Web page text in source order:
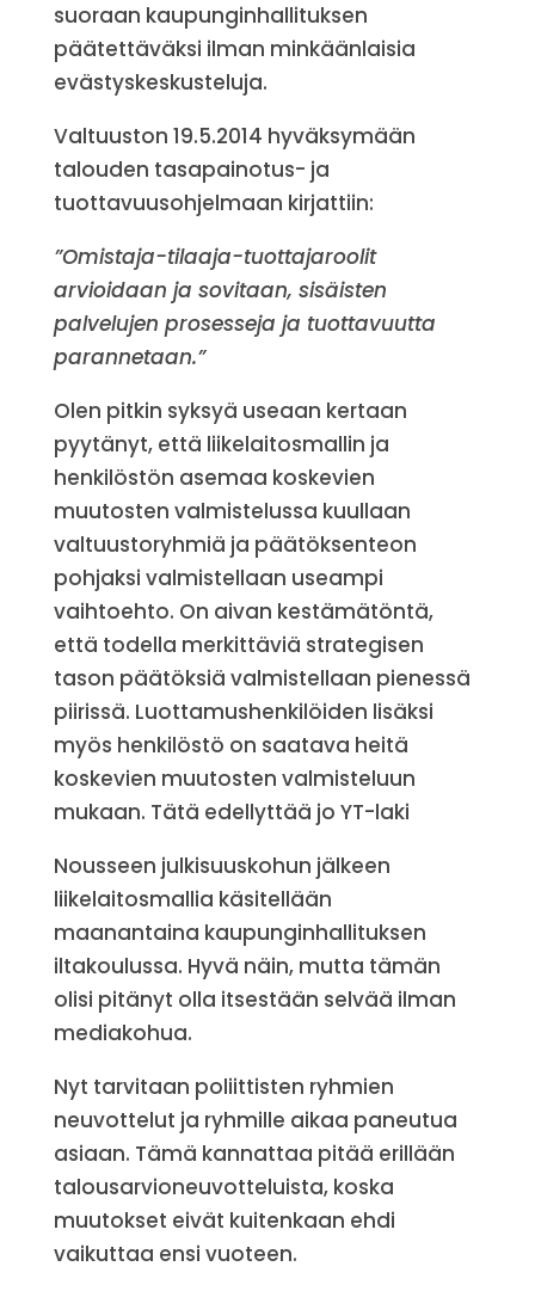
suoraan kaupunginhallituksen
päätettäväksi ilman minkäänlaisia
evästyskeskusteluja.
Valtuuston 19.5.2014 hyväksymään
talouden tasapainotus- ja
tuottavuusohjelmaan kirjattiin:
”Omistaja-tilaaja-tuottajaroolit
arvioidaan ja sovitaan, sisäisten
palvelujen prosesseja ja tuottavuutta
parannetaan.”
Olen pitkin syksyä useaan kertaan
pyytänyt, että liikelaitosmallin ja
henkilöstön asemaa koskevien
muutosten valmistelussa kuullaan
valtuustoryhmiä ja päätöksenteon
pohjaksi valmistellaan useampi
vaihtoehto. On aivan kestämätöntä,
että todella merkittäviä strategisen
tason päätöksiä valmistellaan pienessä
piirissä. Luottamushenkilöiden lisäksi
myös henkilöstö on saatava heitä
koskevien muutosten valmisteluun
mukaan. Tätä edellyttää jo YT-laki
Nousseen julkisuuskohun jälkeen
liikelaitosmallia käsitellään
maanantaina kaupunginhallituksen
iltakoulussa. Hyvä näin, mutta tämän
olisi pitänyt olla itsestään selvää ilman
mediakohua.
Nyt tarvitaan poliittisten ryhmien
neuvottelut ja ryhmille aikaa paneutua
asiaan. Tämä kannattaa pitää erillään
talousarvioneuvotteluista, koska
muutokset eivät kuitenkaan ehdi
vaikuttaa ensi vuoteen.